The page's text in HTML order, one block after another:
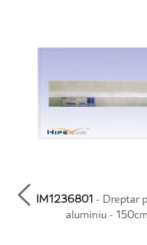
IM1236801 - Dreptar
aluminiu - 150cm